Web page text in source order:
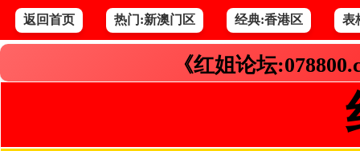
返回首页 热门:新澳门区 经典:香港区 表
《红姐论坛